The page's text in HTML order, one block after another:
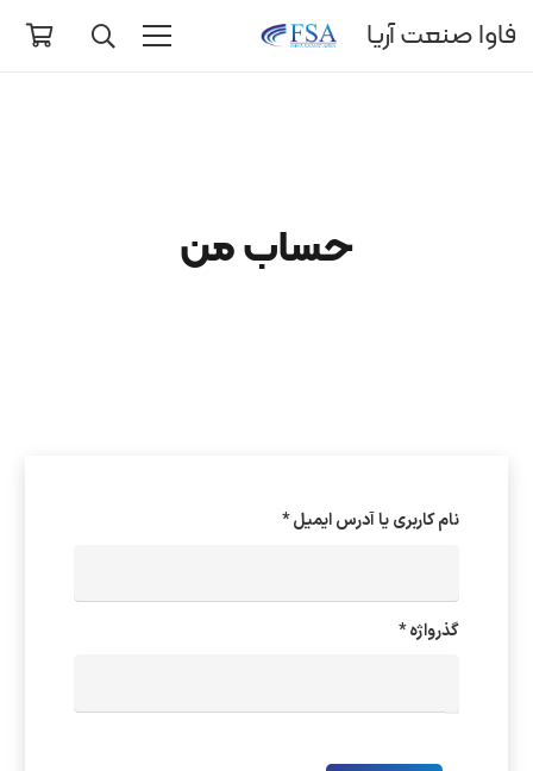
فاوا صنعت آریا
حساب من
نام کاربری یا آدرس ایمیل*الزامی
گذرواژه*الزامی